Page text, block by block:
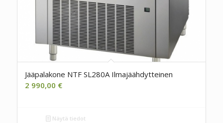
Jääpalakone NTF SL280A Ilmajäähdytteinen
2 990,00 €
Näytä tiedot